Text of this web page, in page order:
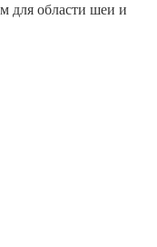
для области шеи и